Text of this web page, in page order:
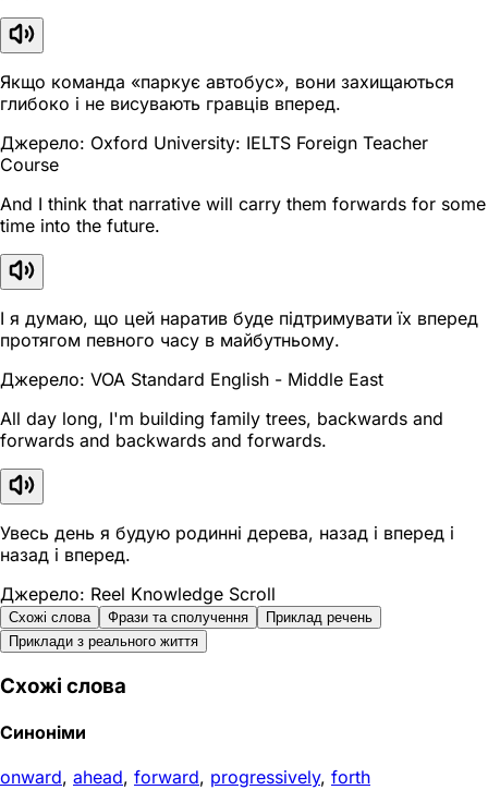
Якщо команда «паркує автобус», вони захищаються
глибоко і не висувають гравців вперед.
Джерело: Oxford University: IELTS Foreign Teacher
Course
And I think that narrative will carry them forwards for some
time into the future.
І я думаю, що цей наратив буде підтримувати їх вперед
протягом певного часу в майбутньому.
Джерело: VOA Standard English - Middle East
All day long, I'm building family trees, backwards and
forwards and backwards and forwards.
Увесь день я будую родинні дерева, назад і вперед і
назад і вперед.
Джерело: Reel Knowledge Scroll
Схожі слова Фрази та сполучення
Приклад речень
Приклади з реального життя
Схожі слова
Синоніми
onward, ahead, forward, progressively, forth